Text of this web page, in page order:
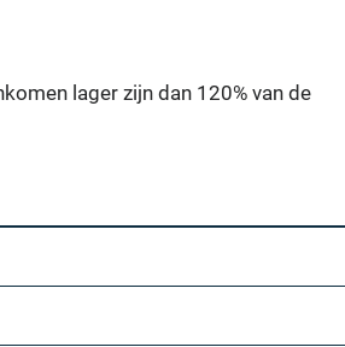
lager zijn dan 120% van de